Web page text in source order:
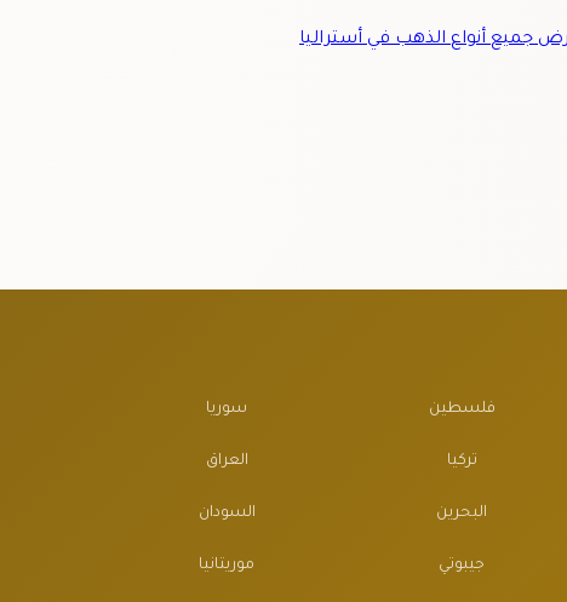
جميع أنواع الذهب في أستراليا
فلسطين سوريا
تركيا العراق
البحرين السودان
جيبوتي موريتانيا